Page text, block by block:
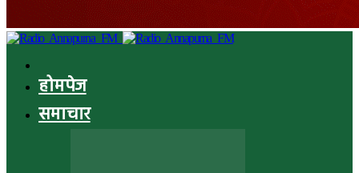
होमपेज
समाचार